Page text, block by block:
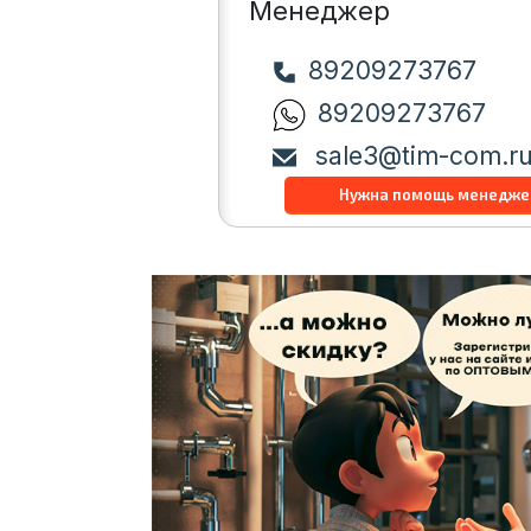
Менеджер
89209273767
89209273767
sale3@tim-